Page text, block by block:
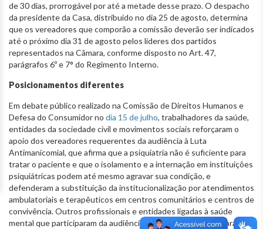
de 30 dias, prorrogável por até a metade desse prazo. O despacho
da presidente da Casa, distribuído no dia 25 de agosto, determina
que os vereadores que comporão a comissão deverão ser indicados
até o próximo dia 31 de agosto pelos líderes dos partidos
representados na Câmara, conforme disposto no Art. 47,
parágrafos 6º e 7° do Regimento Interno.
Posicionamentos diferentes
Em debate público realizado na Comissão de Direitos Humanos e
Defesa do Consumidor no dia 15 de julho, trabalhadores da saúde,
entidades da sociedade civil e movimentos sociais reforçaram o
apoio dos vereadores requerentes da audiência à Luta
Antimanicomial, que afirma que a psiquiatria não é suficiente para
tratar o paciente e que o isolamento e a internação em instituições
psiquiátricas podem até mesmo agravar sua condição, e
defenderam a substituição da institucionalização por atendimentos
ambulatoriais e terapêuticos em centros comunitários e centros de
convivência. Outros profissionais e entidades ligadas à saúde
mental que participaram da audiência, por sua vez, apresentaram